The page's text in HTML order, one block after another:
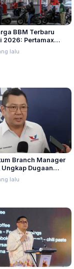
BBM Terbaru
2026: Pertamax
dan Pertamina
lalu
Branch Manager
Ungkap Dugaan
oleh Hary Tanoe
lalu